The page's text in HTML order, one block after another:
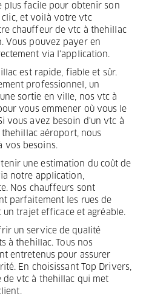
plus facile pour obtenir son
et voilà votre vtc
chauffeur de vtc à thehillac
Vous pouvez payer en
via l'application.
est rapide, fiable et sûr.
professionnel, un
sortie en ville, nos vtc à
vous emmener où vous le
vous avez besoin d'un vtc à
aéroport, nous
vos besoins.
une estimation du coût de
notre application,
Nos chauffeurs sont
parfaitement les rues de
trajet efficace et agréable.
un service de qualité
à thehillac. Tous nos
entretenus pour assurer
En choisissant Top Drivers,
vtc à thehillac qui met